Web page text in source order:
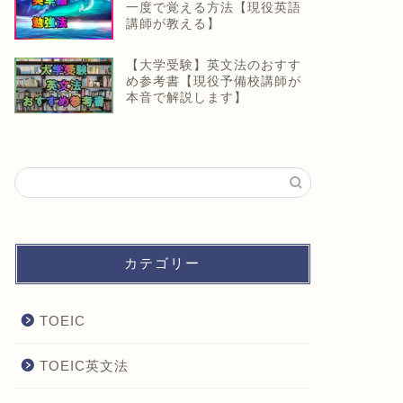
一度で覚える方法【現役英語
講師が教える】
【大学受験】英文法のおすす
め参考書【現役予備校講師が
本音で解説します】
カテゴリー
TOEIC
TOEIC英文法